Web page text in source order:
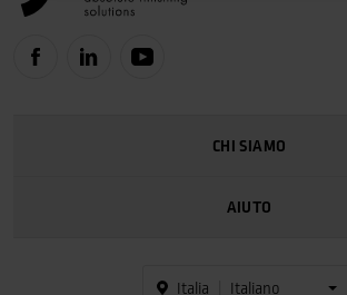
CHI SIAMO
AIUTO
Italia Italiano